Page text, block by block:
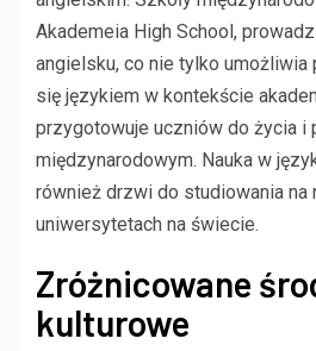
Akademeia High School,
angielsku, co nie tylko umożliwia
się językiem w kontekście
przygotowuje uczniów do życia i
międzynarodowym. Nauka w
również drzwi do studiowania na
uniwersytetach na świecie.
Zróżnicowane
kulturowe